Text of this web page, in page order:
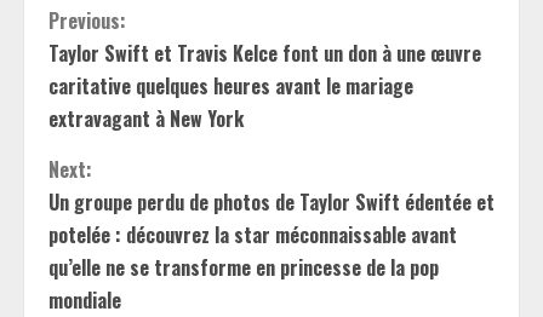
C
o
n
t
i
n
Previous:
Taylor Swift et Travis Kelce font un don à une œuvre
caritative quelques heures avant le mariage
extravagant à New York
Next:
Un groupe perdu de photos de Taylor Swift édentée et
potelée : découvrez la star méconnaissable avant
qu’elle ne se transforme en princesse de la pop
mondiale